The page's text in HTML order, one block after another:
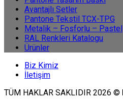
Avantajlı Setler
Pantone Tekstil TCX-TPG
Metalik – Fosforlu – Pastel
RAL Renkleri Katalogu
Ürünler
Biz Kimiz
İletişim
TÜM HAKLAR SAKLIDIR 2026 ©